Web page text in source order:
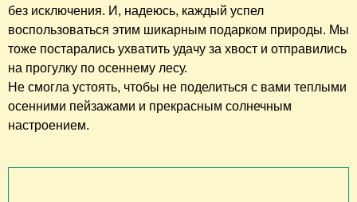
без исключения. И, надеюсь, каждый успел
воспользоваться этим шикарным подарком природы. Мы
тоже постарались ухватить удачу за хвост и отправились
на прогулку по осеннему лесу.
Не смогла устоять, чтобы не поделиться с вами теплыми
осенними пейзажами и прекрасным солнечным
настроением.